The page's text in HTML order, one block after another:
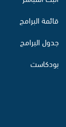
قائمة البرامج
جدول البرامج
بودكاست